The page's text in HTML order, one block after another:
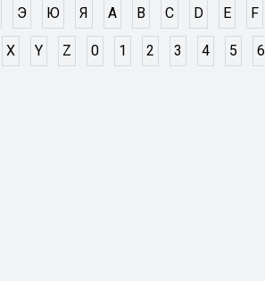
Э Ю Я A B C D E F
X Y Z 0 1 2 3 4 5 6